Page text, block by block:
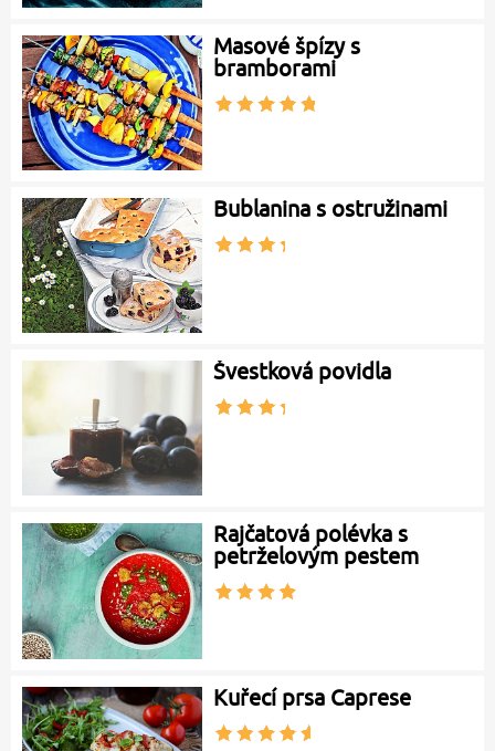
Masové špízy s
bramborami
Bublanina s ostružinami
Švestková povidla
Rajčatová polévka s
petrželovým pestem
Kuřecí prsa Caprese